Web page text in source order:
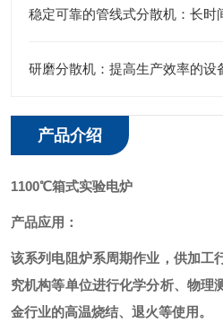
稳定可靠的管线式分散机：长时
研磨分散机：提高生产效率的设
产品介绍
1100℃箱式实验电炉
产品应用：
该系列电阻炉系周期作业，供加工
究机构等单位进行化学分析、物理
金行业的高温烧结、退火等使用。